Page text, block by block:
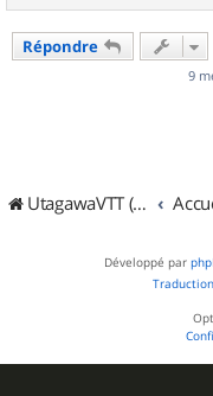
Répondre
9
UtagawaVTT (Randos VTT et VTTAE avec traces GPS)
Développé par